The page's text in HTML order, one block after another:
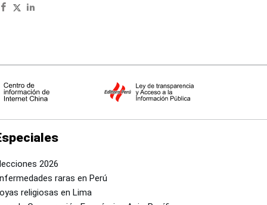
2026
raras en Perú
religiosas en Lima